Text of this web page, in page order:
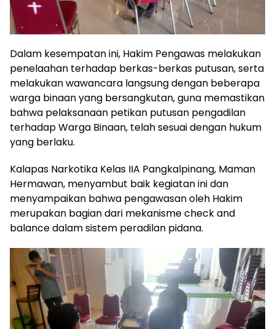
Dalam kesempatan ini, Hakim Pengawas melakukan
penelaahan terhadap berkas-berkas putusan, serta
melakukan wawancara langsung dengan beberapa
warga binaan yang bersangkutan, guna memastikan
bahwa pelaksanaan petikan putusan pengadilan
terhadap Warga Binaan, telah sesuai dengan hukum
yang berlaku.
Kalapas Narkotika Kelas IIA Pangkalpinang, Maman
Hermawan, menyambut baik kegiatan ini dan
menyampaikan bahwa pengawasan oleh Hakim
merupakan bagian dari mekanisme check and
balance dalam sistem peradilan pidana.